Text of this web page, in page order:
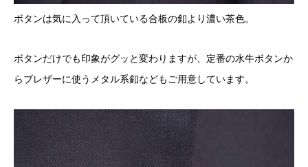
ボタンは気に入って頂いている合板の釦より濃い茶色。
ボタンだけでも印象がグッと変わりますが、定番の水牛ボタンか
らブレザーに使うメタル系釦などもご用意しています。